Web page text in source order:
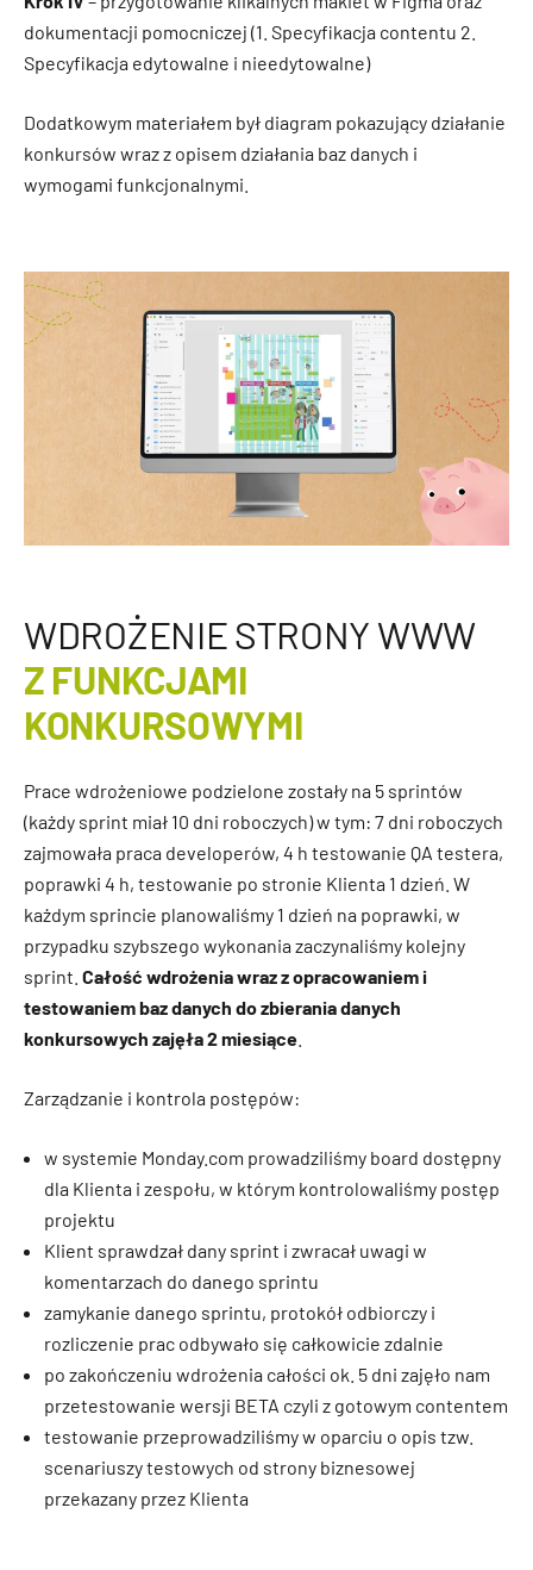
dokumentacji pomocniczej (1. Specyfikacja contentu 2.
Specyfikacja edytowalne i nieedytowalne)
Dodatkowym materiałem był diagram pokazujący działanie
konkursów wraz z opisem działania baz danych i
wymogami funkcjonalnymi.
WDROŻENIE STRONY WWW
Z FUNKCJAMI
KONKURSOWYMI
Prace wdrożeniowe podzielone zostały na 5 sprintów
(każdy sprint miał 10 dni roboczych) w tym: 7 dni roboczych
zajmowała praca developerów, 4 h testowanie QA testera,
poprawki 4 h, testowanie po stronie Klienta 1 dzień. W
każdym sprincie planowaliśmy 1 dzień na poprawki, w
przypadku szybszego wykonania zaczynaliśmy kolejny
sprint. Całość wdrożenia wraz z opracowaniem i
testowaniem baz danych do zbierania danych
konkursowych zajęła 2 miesiące
Zarządzanie i kontrola postępów:
w systemie Monday.com prowadziliśmy board dostępny
dla Klienta i zespołu, w którym kontrolowaliśmy postęp
projektu
Klient sprawdzał dany sprint i zwracał uwagi w
komentarzach do danego sprintu
zamykanie danego sprintu, protokół odbiorczy i
rozliczenie prac odbywało się całkowicie zdalnie
po zakończeniu wdrożenia całości ok. 5 dni zajęło nam
przetestowanie wersji BETA czyli z gotowym contentem
testowanie przeprowadziliśmy w oparciu o opis tzw.
scenariuszy testowych od strony biznesowej
przekazany przez Klienta